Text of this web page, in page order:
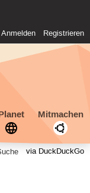
Anmelden Registrieren
Mitmachen
via DuckDuckGo